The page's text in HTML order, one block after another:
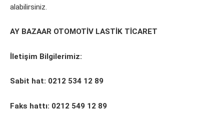
alabilirsiniz.
AY BAZAAR OTOMOTİV LASTİK TİCARET
İletişim Bilgilerimiz:
Sabit hat: 0212 534 12 89
Faks hattı: 0212 549 12 89